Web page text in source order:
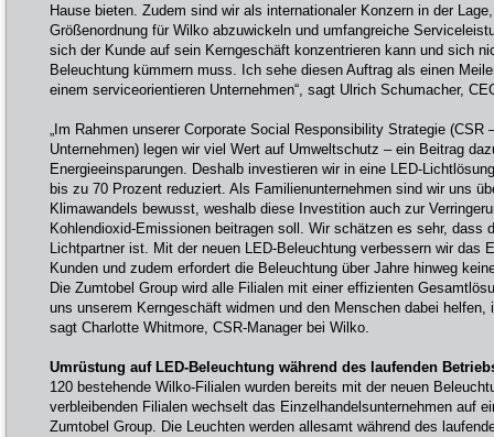
Hause bieten. Zudem sind wir als internationaler Konzern in der
Größenordnung für Wilko abzuwickeln und umfangreiche
sich der Kunde auf sein Kerngeschäft konzentrieren kann und sich
Beleuchtung kümmern muss. Ich sehe diesen Auftrag als einen
einem serviceorientieren Unternehmen“, sagt Ulrich Schumacher,
„Im Rahmen unserer Corporate Social Responsibility Strategie (CSR
Unternehmen) legen wir viel Wert auf Umweltschutz – ein Beitrag
Energieeinsparungen. Deshalb investieren wir in eine LED-
bis zu 70 Prozent reduziert. Als Familienunternehmen sind wir uns
Klimawandels bewusst, weshalb diese Investition auch zur
Kohlendioxid-Emissionen beitragen soll. Wir schätzen es sehr, dass
Lichtpartner ist. Mit der neuen LED-Beleuchtung verbessern wir das
Kunden und zudem erfordert die Beleuchtung über Jahre hinweg
Die Zumtobel Group wird alle Filialen mit einer effizienten
uns unserem Kerngeschäft widmen und den Menschen dabei helfen,
sagt Charlotte Whitmore, CSR-Manager bei Wilko.
Umrüstung auf LED-Beleuchtung während des laufenden
120 bestehende Wilko-Filialen wurden bereits mit der neuen
verbleibenden Filialen wechselt das Einzelhandelsunternehmen auf
Zumtobel Group. Die Leuchten werden allesamt während des